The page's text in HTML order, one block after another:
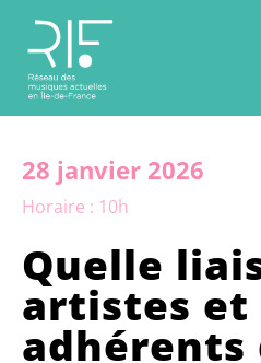
28 janvier 2026
Horaire : 10h
Quelle
artistes et
adhérents